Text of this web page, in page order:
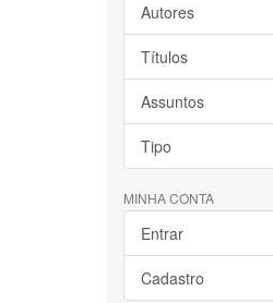
Autores
Títulos
Assuntos
Tipo
MINHA CONTA
Entrar
Cadastro